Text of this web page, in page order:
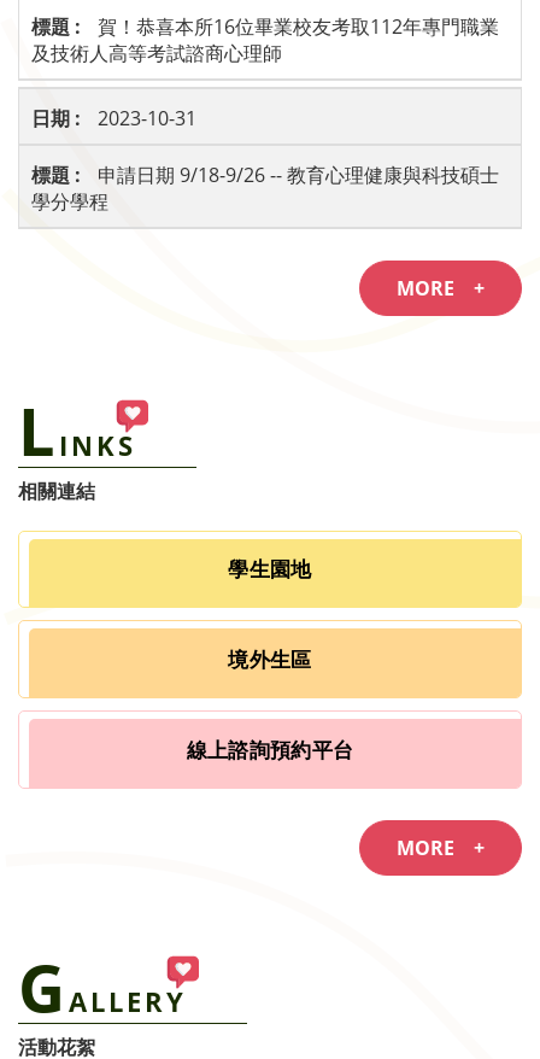
賀！恭喜本所16位畢業校友考取112年專門職業
及技術人高等考試諮商心理師
2023-10-31
申請日期 9/18-9/26 -- 教育心理健康與科技碩士
學分學程
MORE +
L INKS
相關連結
學生園地
境外生區
線上諮詢預約平台
MORE +
G ALLERY
活動花絮